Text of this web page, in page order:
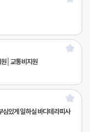
원│교통비지원
있게 일하실 바디테라피사